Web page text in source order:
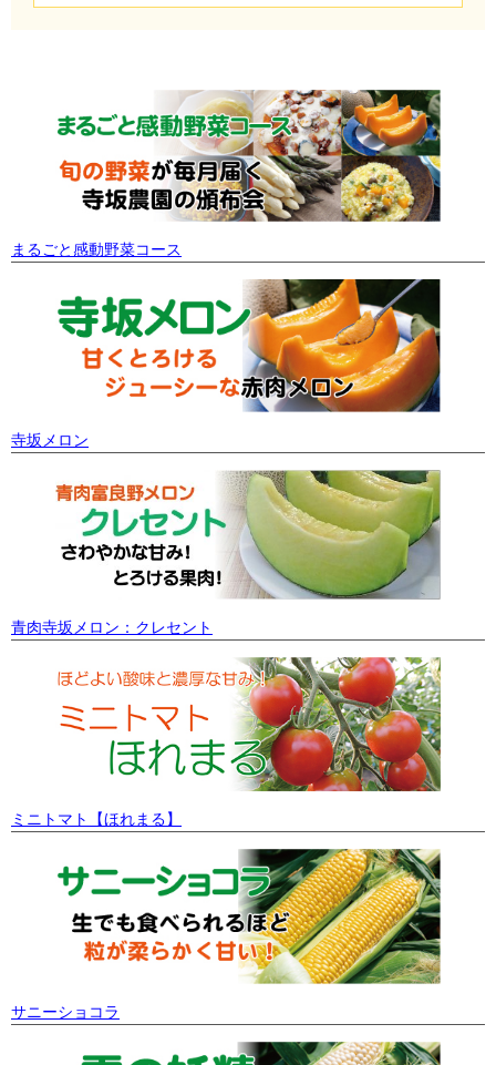
まるごと感動野菜コース
寺坂メロン
青肉寺坂メロン：クレセント
ミニトマト【ほれまる】
サニーショコラ